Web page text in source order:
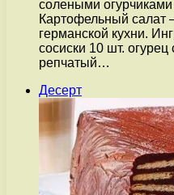
солеными
Картофельный салат
германской кухни.
сосиски 10 шт.
репчатый…
Десерт